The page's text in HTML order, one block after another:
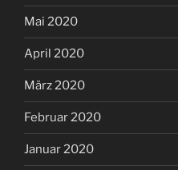
Mai 2020
April 2020
März 2020
Februar 2020
Januar 2020